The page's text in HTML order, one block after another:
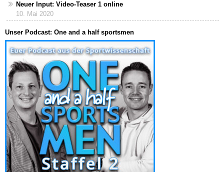
Neuer Input: Video-Teaser 1 online
10. Mai 2020
Unser Podcast: One and a half sportsmen